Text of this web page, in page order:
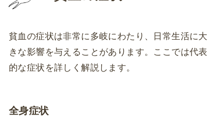
貧血の症状は非常に多岐にわたり、日常生活に大
きな影響を与えることがあります。ここでは代表
的な症状を詳しく解説します。
全身症状